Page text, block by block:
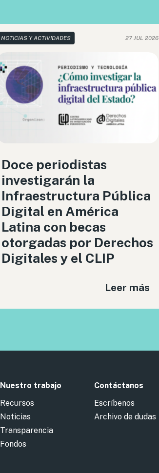
NOTICIAS Y ACTIVIDADES 27 JUL 2026
Doce periodistas
investigarán la
Infraestructura Pública
Digital en América
Latina con becas
otorgadas por Derechos
Digitales y el CLIP
Leer más
Nuestro trabajo
Recursos
Noticias
Transparencia
Fondos
Contáctanos
Escríbenos
Archivo de dudas